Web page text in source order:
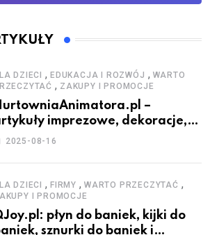
DZIECI , EDUKACJA I ROZWÓJ , WARTO
, ZAKUPY I PROMOCJE
–
imprezowe, dekoracje,
i akcesoria dla animatorów
2025-08-16
DZIECI , FIRMY , WARTO PRZECZYTAĆ ,
I PROMOCJE
płyn do baniek, kijki do
sznurki do baniek i